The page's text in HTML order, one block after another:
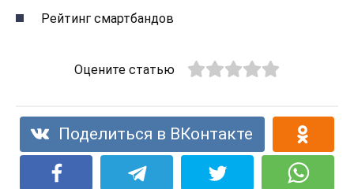
Рейтинг смартбандов
Оцените статью
Поделиться в ВКонтакте